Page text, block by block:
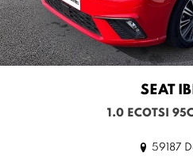
SEAT
1.0 ECOTSI
59187